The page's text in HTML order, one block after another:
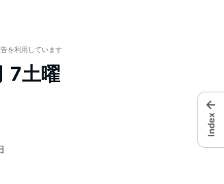
を利用しています
7土曜
←
Index